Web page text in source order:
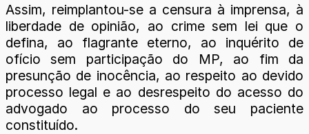
Assim, reimplantou-se a censura à imprensa, à
liberdade de opinião, ao crime sem lei que o
defina, ao flagrante eterno, ao inquérito de
ofício sem participação do MP, ao fim da
presunção de inocência, ao respeito ao devido
processo legal e ao desrespeito do acesso do
advogado ao processo do seu paciente
constituído.